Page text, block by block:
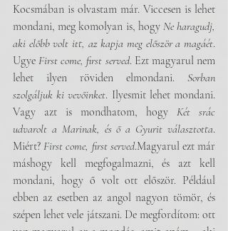
Kocsmában is olvastam már. Viccesen is lehet
mondani, meg komolyan is, hogy Ne haragudj,
aki előbb volt itt, az kapja meg először a magáét.
Ugye First come, first served. Ezt magyarul nem
lehet ilyen röviden elmondani. Sorban
szolgáljuk ki vevőinket. Ilyesmit lehet mondani.
Vagy azt is mondhatom, hogy Két srác
udvarolt a Marinak, és ő a Gyurit választotta.
Miért? First come, first served.Magyarul ezt már
máshogy kell megfogalmazni, és azt kell
mondani, hogy ő volt ott először. Például
ebben az esetben az angol nagyon tömör, és
szépen lehet vele játszani. De megfordítom: ott